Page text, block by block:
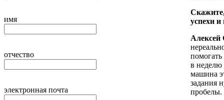
имя
отчество
электронная почта
Скажите,
успехи и
Алексей
в неделю
машина
задания
пробелы.